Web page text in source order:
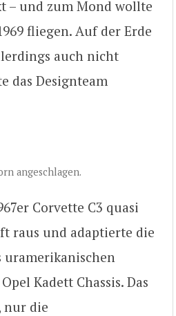
– und zum Mond wollte
fliegen. Auf der Erde
auch nicht
das Designteam
angeschlagen.
Corvette C3 quasi
raus und adaptierte die
uramerikanischen
Kadett Chassis. Das
nur die